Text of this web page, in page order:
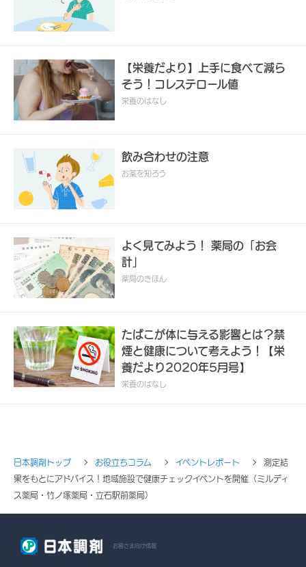
【栄養だより】上手に食べて減ら
そう！コレステロール値
栄養のはなし
飲み合わせの注意
お薬を知ろう
よく見てみよう！ 薬局の「お会
計」
薬局のきほん
たばこが体に与える影響とは？禁
煙と健康について考えよう！【栄
養だより2020年5月号】
栄養のはなし
日本調剤トップ お役立ちコラム イベントレポート
測定結
果をもとにアドバイス！地域施設で健康チェックイベントを開催（ミルディ
ス薬局・竹ノ塚薬局・立石駅前薬局）
お客さま向け情報